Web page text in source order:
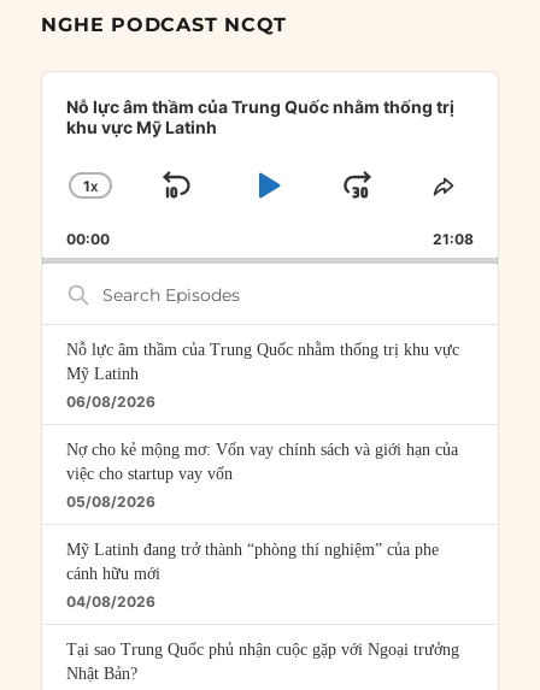
NGHE PODCAST NCQT
Player
Nỗ lực âm thầm của Trung Quốc nhằm thống trị
khu vực Mỹ Latinh
CHANGE
RATE
1X
SKIP
PLAYJUMP
FORWARD
SHARE
00:00 21:08
Search
Episodes
Nỗ lực âm thầm của Trung Quốc nhằm thống trị khu vực
Mỹ Latinh
06/08/2026
Nợ cho kẻ mộng mơ: Vốn vay chính sách và giới hạn của
việc cho startup vay vốn
05/08/2026
Mỹ Latinh đang trở thành “phòng thí nghiệm” của phe
cánh hữu mới
04/08/2026
Tại sao Trung Quốc phủ nhận cuộc gặp với Ngoại trưởng
Nhật Bản?